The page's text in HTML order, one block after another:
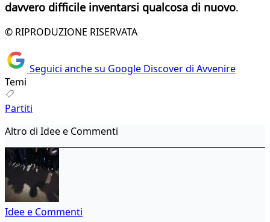
davvero difficile inventarsi qualcosa di nuovo.
© RIPRODUZIONE RISERVATA
Seguici anche su Google Discover di Avvenire
Temi
Partiti
Altro di Idee e Commenti
Idee e Commenti